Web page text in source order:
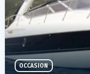
OCCASION